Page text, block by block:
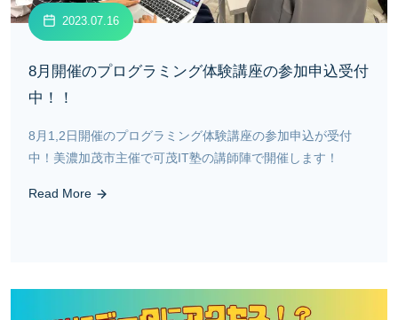
2023.07.16
8月開催のプログラミング体験講座の参加申込受付
中！！
8月1,2日開催のプログラミング体験講座の参加申込が受付
中！美濃加茂市主催で可茂IT塾の講師陣で開催します！
Read More